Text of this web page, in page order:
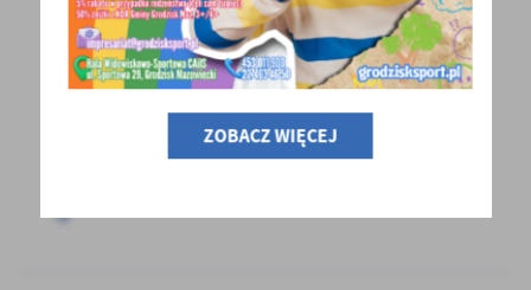
V liga piłki nożnej mężczyzn: LKS Chlebnia vs.
Drogowiec Jedlińsk
V liga piłki nożnej mężczyzn: LKS Chlebnia vs.
Drogowiec Jedlińsk Kompleks Boisk
ZOBACZ WIĘCEJ